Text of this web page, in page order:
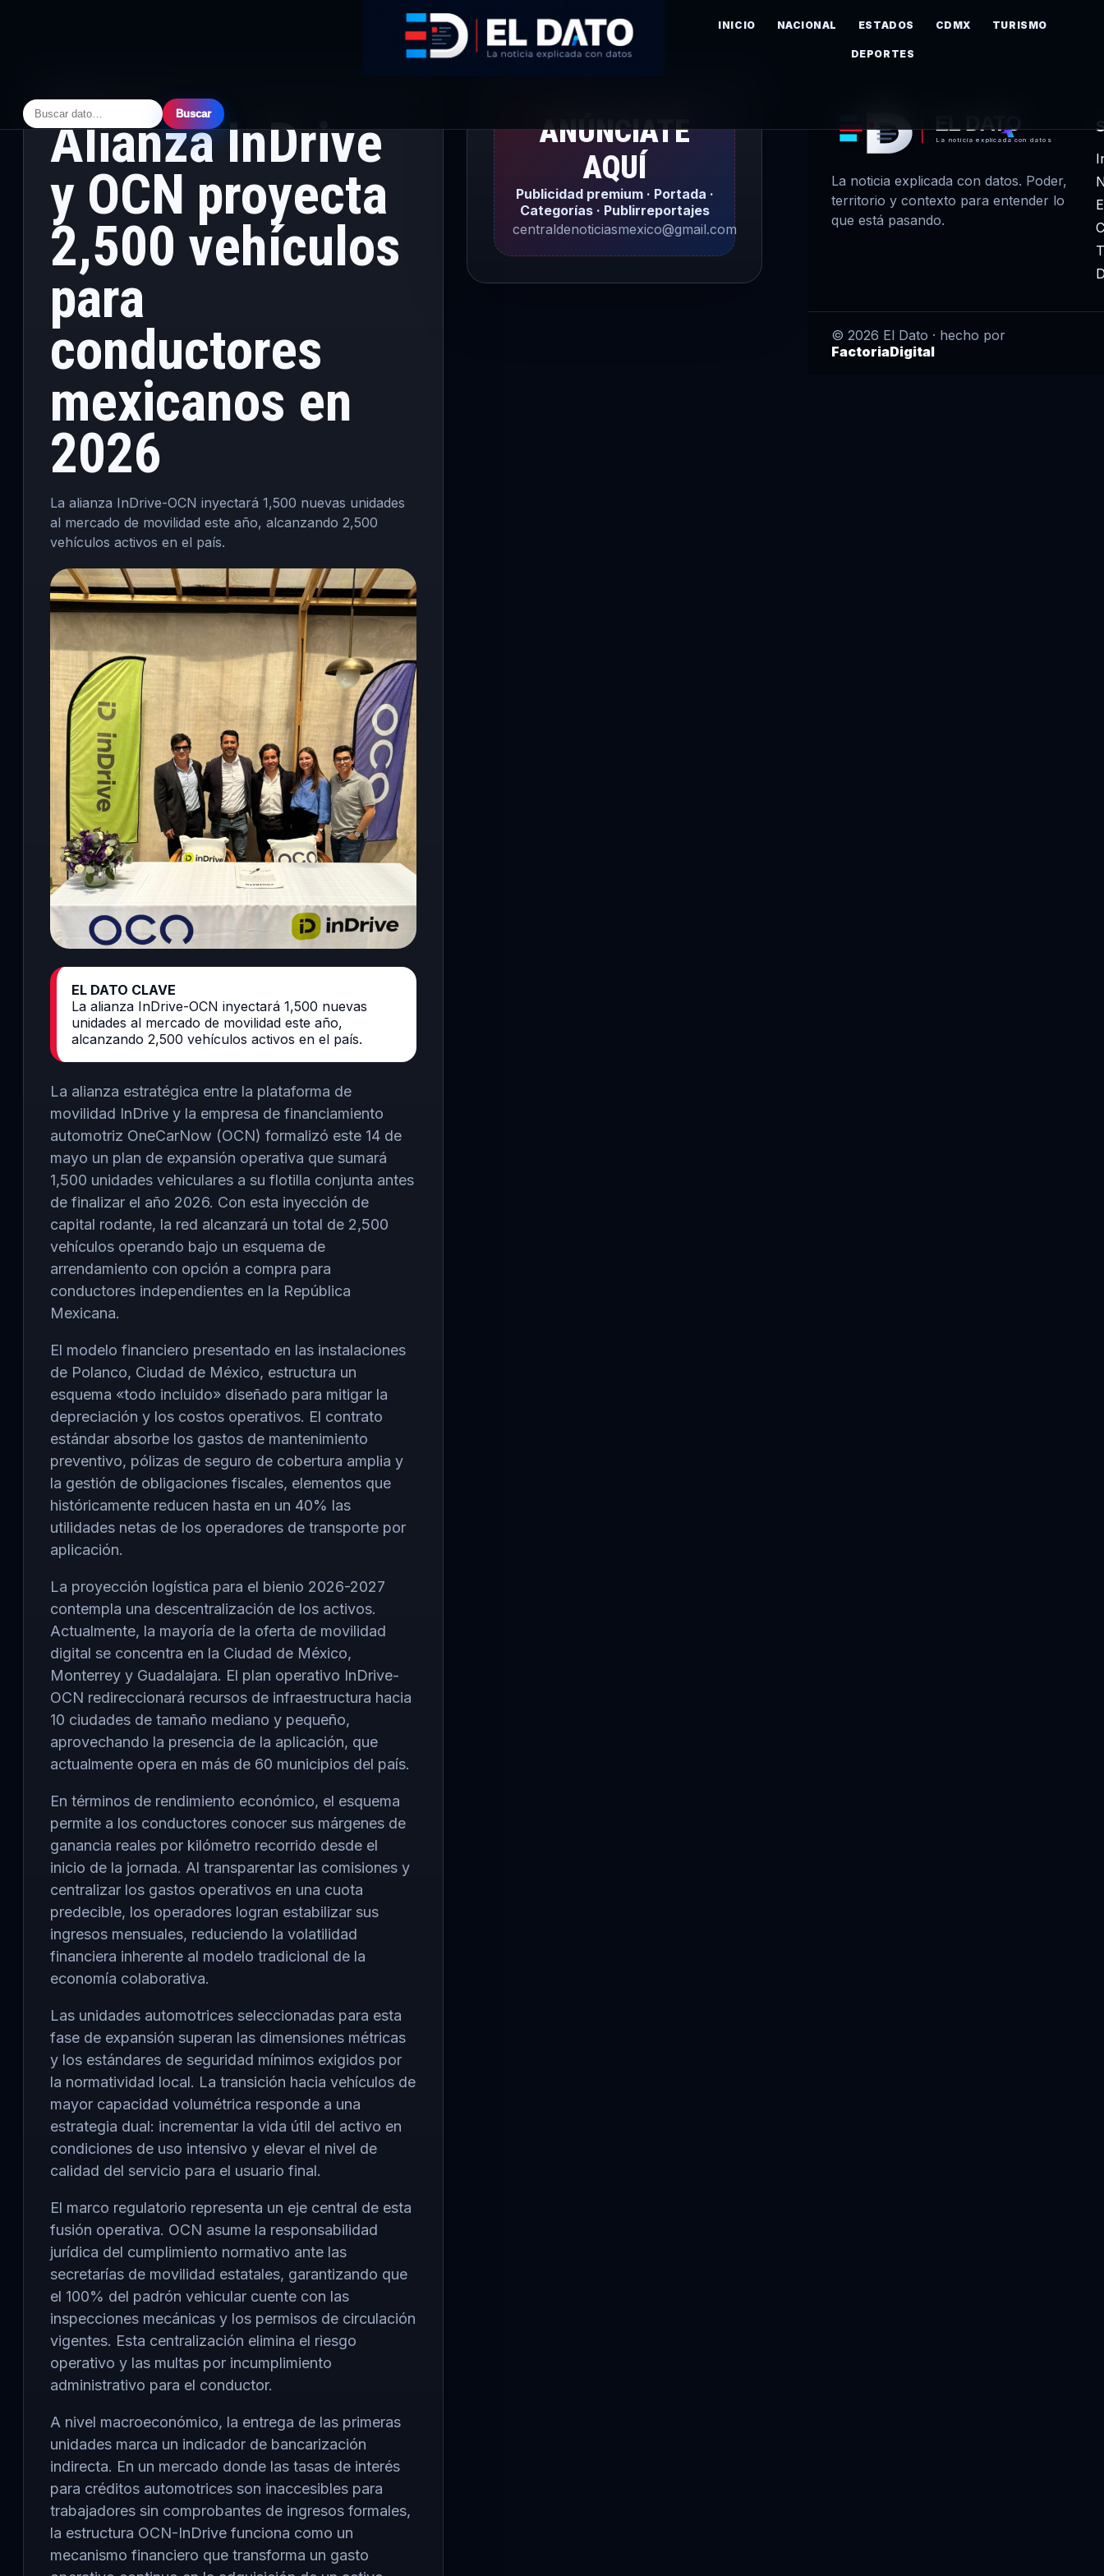
INICIO NACIONAL ESTADOS CDMX TURISMO
DEPORTES
Buscar
PRINCIPAL· MAYO 14, 2026
Alianza InDrive
y OCN proyecta
2,500 vehículos
para
conductores
mexicanos en
2026
La alianza InDrive-OCN inyectará 1,500 nuevas unidades
al mercado de movilidad este año, alcanzando 2,500
vehículos activos en el país.
EL DATO CLAVE
La alianza InDrive-OCN inyectará 1,500 nuevas
unidades al mercado de movilidad este año,
alcanzando 2,500 vehículos activos en el país.
La alianza estratégica entre la plataforma de
movilidad InDrive y la empresa de financiamiento
automotriz OneCarNow (OCN) formalizó este 14 de
mayo un plan de expansión operativa que sumará
1,500 unidades vehiculares a su flotilla conjunta antes
de finalizar el año 2026. Con esta inyección de
capital rodante, la red alcanzará un total de 2,500
vehículos operando bajo un esquema de
arrendamiento con opción a compra para
conductores independientes en la República
Mexicana.
El modelo financiero presentado en las instalaciones
de Polanco, Ciudad de México, estructura un
esquema «todo incluido» diseñado para mitigar la
depreciación y los costos operativos. El contrato
estándar absorbe los gastos de mantenimiento
preventivo, pólizas de seguro de cobertura amplia y
la gestión de obligaciones fiscales, elementos que
históricamente reducen hasta en un 40% las
utilidades netas de los operadores de transporte por
aplicación.
La proyección logística para el bienio 2026-2027
contempla una descentralización de los activos.
Actualmente, la mayoría de la oferta de movilidad
digital se concentra en la Ciudad de México,
Monterrey y Guadalajara. El plan operativo InDrive-
OCN redireccionará recursos de infraestructura hacia
10 ciudades de tamaño mediano y pequeño,
aprovechando la presencia de la aplicación, que
actualmente opera en más de 60 municipios del país.
En términos de rendimiento económico, el esquema
permite a los conductores conocer sus márgenes de
ganancia reales por kilómetro recorrido desde el
inicio de la jornada. Al transparentar las comisiones y
centralizar los gastos operativos en una cuota
predecible, los operadores logran estabilizar sus
ingresos mensuales, reduciendo la volatilidad
financiera inherente al modelo tradicional de la
economía colaborativa.
Las unidades automotrices seleccionadas para esta
fase de expansión superan las dimensiones métricas
y los estándares de seguridad mínimos exigidos por
la normatividad local. La transición hacia vehículos de
mayor capacidad volumétrica responde a una
estrategia dual: incrementar la vida útil del activo en
condiciones de uso intensivo y elevar el nivel de
calidad del servicio para el usuario final.
El marco regulatorio representa un eje central de esta
fusión operativa. OCN asume la responsabilidad
jurídica del cumplimiento normativo ante las
secretarías de movilidad estatales, garantizando que
el 100% del padrón vehicular cuente con las
inspecciones mecánicas y los permisos de circulación
vigentes. Esta centralización elimina el riesgo
operativo y las multas por incumplimiento
administrativo para el conductor.
A nivel macroeconómico, la entrega de las primeras
unidades marca un indicador de bancarización
indirecta. En un mercado donde las tasas de interés
para créditos automotrices son inaccesibles para
trabajadores sin comprobantes de ingresos formales,
la estructura OCN-InDrive funciona como un
mecanismo financiero que transforma un gasto
ANÚNCIATE
AQUÍ
Publicidad premium · Portada ·
Categorías · Publirreportajes
centraldenoticiasmexico@gmail.com
EL DATO
La noticia explicada con datos
La noticia explicada con datos. Poder,
territorio y contexto para entender lo
que está pasando.
© 2026 El Dato · hecho por
FactoriaDigital